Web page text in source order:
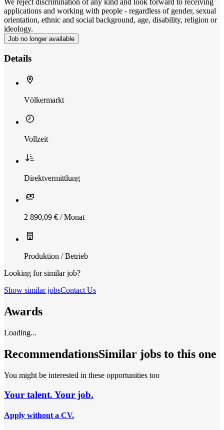
applications and working with people - regardless of gender, sexual
orientation, ethnic and social background, age, disability, religion or
ideology.
Job no longer available
Details
Völkermarkt
Vollzeit
Direktvermittlung
2 890,09 € / Monat
Produktion / Betrieb
Looking for similar job?
Show similar jobsContact Us
Awards
Loading...
RecommendationsSimilar jobs to this one
You might be interested in these opportunities too
Your talent. Your job.
Apply without a CV.